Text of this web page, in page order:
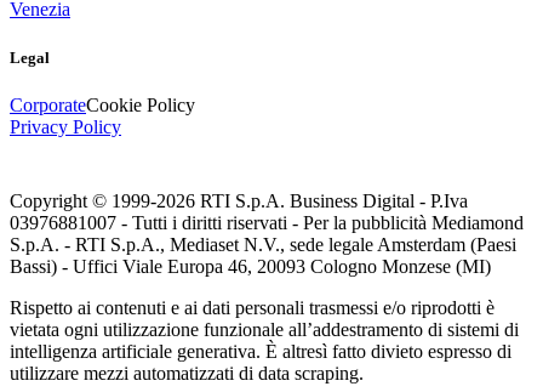
Venezia
Legal
CorporateCookie Policy
Privacy Policy
Copyright © 1999-2026 RTI S.p.A. Business Digital - P.Iva
03976881007 - Tutti i diritti riservati - Per la pubblicità Mediamond
S.p.A. - RTI S.p.A., Mediaset N.V., sede legale Amsterdam (Paesi
Bassi) - Uffici Viale Europa 46, 20093 Cologno Monzese (MI)
Rispetto ai contenuti e ai dati personali trasmessi e/o riprodotti è
vietata ogni utilizzazione funzionale all’addestramento di sistemi di
intelligenza artificiale generativa. È altresì fatto divieto espresso di
utilizzare mezzi automatizzati di data scraping.